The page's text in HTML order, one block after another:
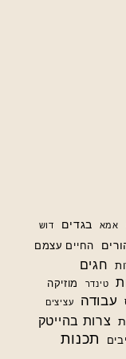
אמא בגדים דוש
החיים עצמם
חגים
טינדר מוזיקה
עבודה עציצים
צרות בהייטק
תכנות